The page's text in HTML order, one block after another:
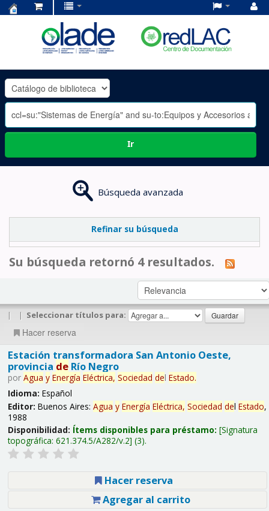
OLADE
-
Ir
Búsqueda avanzada
Refinar su búsqueda
Su búsqueda retornó 4 resultados.
| | Seleccionar títulos para:
Hacer reserva
Estación transformadora San Antonio Oeste,
provincia deRío Negro
por Agua y Energía Eléctrica, Sociedad del Estado.
Idioma: Español
Editor: Buenos Aires: Agua y Energía Eléctrica, Sociedad del Estado,
1988
Disponibilidad: Ítems disponibles para préstamo: Signatura
topográfica: 621.374.5/A282/v.2 (3).
Hacer reserva
Agregar al carrito